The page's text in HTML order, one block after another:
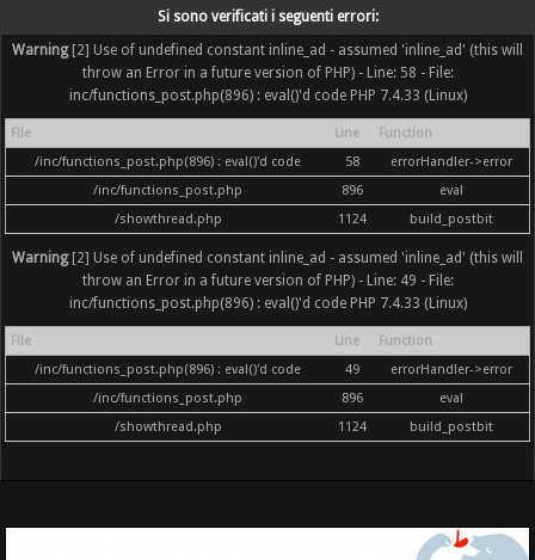
Si sono verificati i seguenti errori:
Warning[2] Use of undefined constant inline_ad - assumed 'inline_ad' (this will
throw an Error in a future version of PHP) - Line: 58 - File:
inc/functions_post.php(896) : eval()'d code PHP 7.4.33 (Linux)
File Line
Function
/inc/functions_post.php(896) : eval()'d code
58
errorHandler->error
/inc/functions_post.php
896
eval
/showthread.php
1124 build_postbit
Warning[2] Use of undefined constant inline_ad - assumed 'inline_ad' (this will
throw an Error in a future version of PHP) - Line: 49 - File:
inc/functions_post.php(896) : eval()'d code PHP 7.4.33 (Linux)
File Line
Function
/inc/functions_post.php(896) : eval()'d code
49
errorHandler->error
/inc/functions_post.php
896
eval
/showthread.php
1124 build_postbit